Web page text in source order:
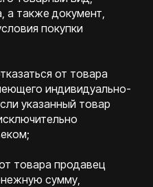
а также документ,
покупки
от товара
индивидуально-
указанный товар
товара продавец
сумму,